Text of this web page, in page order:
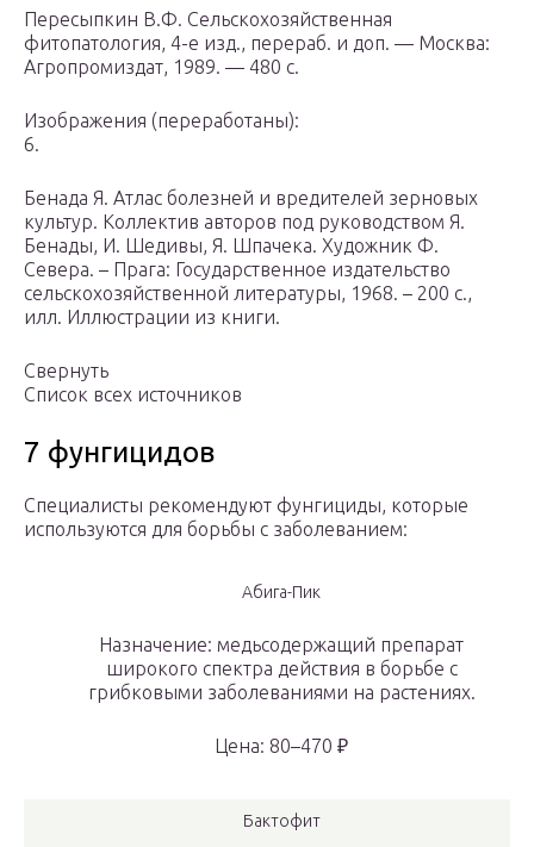
Пересыпкин В.Ф. Сельскохозяйственная
фитопатология, 4-е изд., перераб. и доп. — Москва:
Агропромиздат, 1989. — 480 с.
Изображения (переработаны):
6.
Бенада Я. Атлас болезней и вредителей зерновых
культур. Коллектив авторов под руководством Я.
Бенады, И. Шедивы, Я. Шпачека. Художник Ф.
Севера. – Прага: Государственное издательство
сельскохозяйственной литературы, 1968. – 200 с.,
илл. Иллюстрации из книги.
Свернуть
Список всех источников
7 фунгицидов
Специалисты рекомендуют фунгициды, которые
используются для борьбы с заболеванием:​
Абига-Пик
Назначение: медьсодержащий препарат
широкого спектра действия в борьбе с
грибковыми заболеваниями на растениях.
Цена: 80–470 ₽
Бактофит